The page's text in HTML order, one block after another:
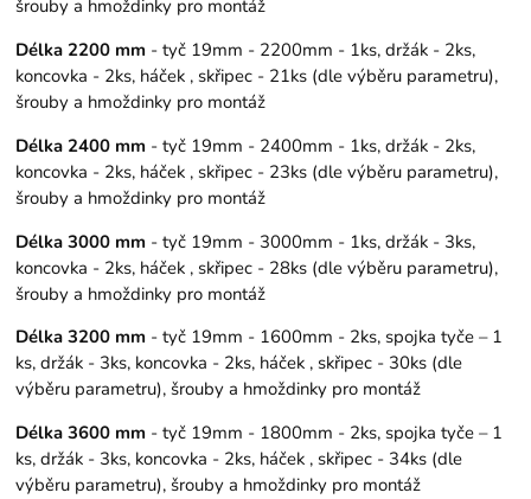
šrouby a hmoždinky pro montáž
Délka 2200 mm - tyč 19mm - 2200mm - 1ks, držák - 2ks,
koncovka - 2ks, háček , skřipec - 21ks (dle výběru parametru),
šrouby a hmoždinky pro montáž
Délka 2400 mm - tyč 19mm - 2400mm - 1ks, držák - 2ks,
koncovka - 2ks, háček , skřipec - 23ks (dle výběru parametru),
šrouby a hmoždinky pro montáž
Délka 3000 mm - tyč 19mm - 3000mm - 1ks, držák - 3ks,
koncovka - 2ks, háček , skřipec - 28ks (dle výběru parametru),
šrouby a hmoždinky pro montáž
Délka 3200 mm - tyč 19mm - 1600mm - 2ks, spojka tyče – 1
ks, držák - 3ks, koncovka - 2ks, háček , skřipec - 30ks (dle
výběru parametru), šrouby a hmoždinky pro montáž
Délka 3600 mm - tyč 19mm - 1800mm - 2ks, spojka tyče – 1
ks, držák - 3ks, koncovka - 2ks, háček , skřipec - 34ks (dle
výběru parametru), šrouby a hmoždinky pro montáž